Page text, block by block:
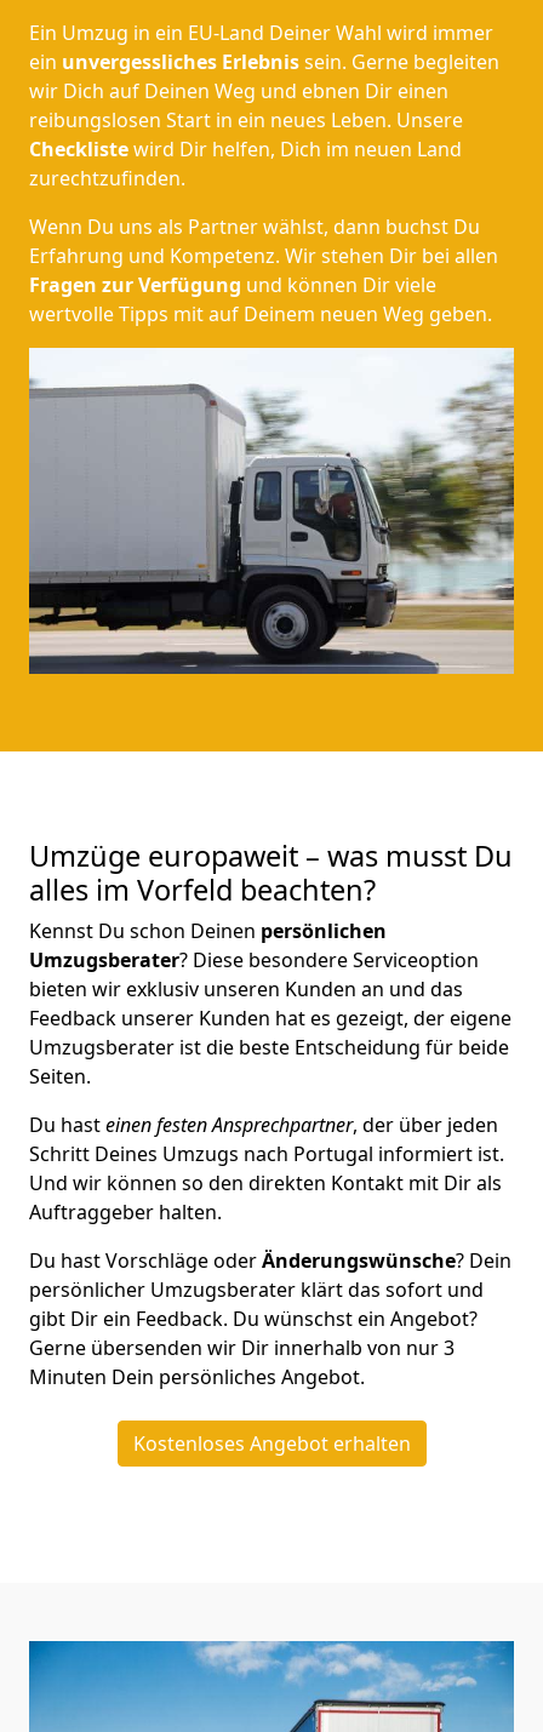
Ein Umzug in ein EU-Land Deiner Wahl wird immer
ein unvergessliches Erlebnissein. Gerne begleiten
wir Dich auf Deinen Weg und ebnen Dir einen
reibungslosen Start in ein neues Leben. Unsere
Checklistewird Dir helfen, Dich im neuen Land
zurechtzufinden.
Wenn Du uns als Partner wählst, dann buchst Du
Erfahrung und Kompetenz. Wir stehen Dir bei allen
Fragen zur Verfügung und können Dir viele
wertvolle Tipps mit auf Deinem neuen Weg geben.
Umzüge europaweit – was musst Du
alles im Vorfeld beachten?
Kennst Du schon Deinen persönlichen
Umzugsberater? Diese besondere Serviceoption
bieten wir exklusiv unseren Kunden an und das
Feedback unserer Kunden hat es gezeigt, der eigene
Umzugsberater ist die beste Entscheidung für beide
Seiten.
Du hasteinen festen Ansprechpartner, der über jeden
Schritt Deines Umzugs nach Portugal informiert ist.
Und wir können so den direkten Kontakt mit Dir als
Auftraggeber halten.
Du hast Vorschläge oderÄnderungswünsche? Dein
persönlicher Umzugsberater klärt das sofort und
gibt Dir ein Feedback. Du wünschst ein Angebot?
Gerne übersenden wir Dir innerhalb von nur3
Minuten Dein persönliches Angebot.
Kostenloses Angebot erhalten